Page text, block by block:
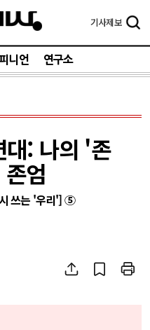
기사제보
니언 연구소
: 나의 '존
엄
쓰는 '우리'] ⑤